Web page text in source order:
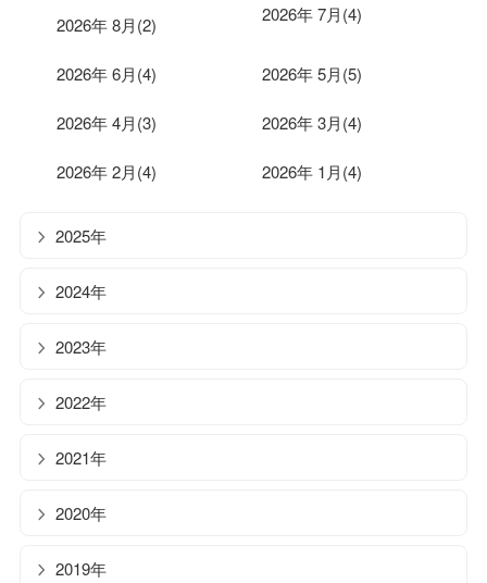
2026年 8月(2) 2026年 7月(4)
2026年 6月(4) 2026年 5月(5)
2026年 4月(3) 2026年 3月(4)
2026年 2月(4) 2026年 1月(4)
2025年
2024年
2023年
2022年
2021年
2020年
2019年